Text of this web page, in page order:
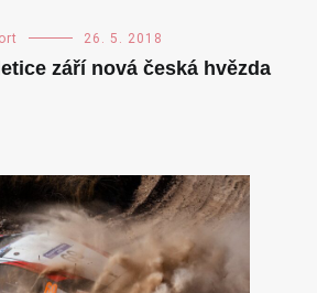
26. 5. 2018
září nová česká hvězda